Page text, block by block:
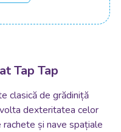
Tap Tap
clasică de grădiniță
dexteritatea celor
rachete și nave spațiale